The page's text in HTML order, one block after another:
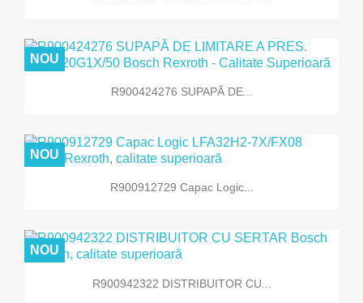
R900424276 SUPAPĂ DE...
NOU
R900912729 Capac Logic...
NOU
R900942322 DISTRIBUITOR CU...
NOU